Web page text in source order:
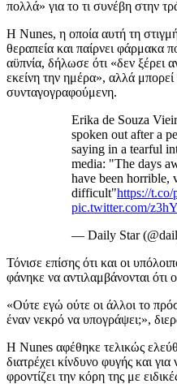
πολλά» για το τι συνέβη στην
Η Nunes, η οποία αυτή τη
θεραπεία και παίρνει φάρμακα
αϋπνία, δήλωσε ότι «δεν ξέρει
εκείνη την ημέρα», αλλά
συνταγογραφούμενη.
Erika de Souza
spoken out after a
saying in a tearful
media: "The days
have been horrible,
difficult"https://
pic.twitter.com/
— Daily Star
Τόνισε επίσης ότι και οι
φάνηκε να αντιλαμβάνονται ότι
«Ούτε εγώ ούτε οι άλλοι το
έναν νεκρό να υπογράψει;»,
Η Nunes αφέθηκε τελικώς
διατρέχει κίνδυνο φυγής και
φροντίζει την κόρη της με